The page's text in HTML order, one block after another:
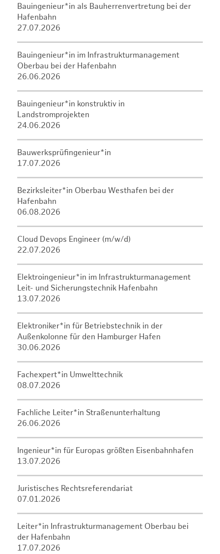
Bauingenieur*in als Bauherrenvertretung bei der
Hafenbahn
27.07.2026
Bauingenieur*in im Infrastrukturmanagement
Oberbau bei der Hafenbahn
26.06.2026
Bauingenieur*in konstruktiv in
Landstromprojekten
24.06.2026
Bauwerksprüfingenieur*in
17.07.2026
Bezirksleiter*in Oberbau Westhafen bei der
Hafenbahn
06.08.2026
Cloud Devops Engineer (m/w/d)
22.07.2026
Elektroingenieur*in im Infrastrukturmanagement
Leit- und Sicherungstechnik Hafenbahn
13.07.2026
Elektroniker*in für Betriebstechnik in der
Außenkolonne für den Hamburger Hafen
30.06.2026
Fachexpert*in Umwelttechnik
08.07.2026
Fachliche Leiter*in Straßenunterhaltung
26.06.2026
Ingenieur*in für Europas größten Eisenbahnhafen
13.07.2026
Juristisches Rechtsreferendariat
07.01.2026
Leiter*in Infrastrukturmanagement Oberbau bei
der Hafenbahn
17.07.2026